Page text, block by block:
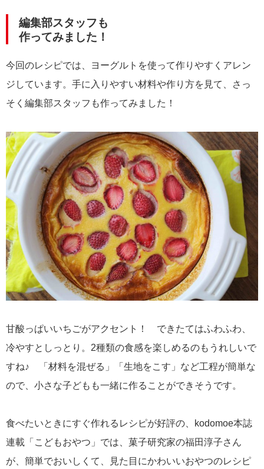
編集部スタッフも
作ってみました！
今回のレシピでは、ヨーグルトを使って作りやすくアレン
ジしています。手に入りやすい材料や作り方を見て、さっ
そく編集部スタッフも作ってみました！
甘酸っぱいいちごがアクセント！ できたてはふわふわ、
冷やすとしっとり。2種類の食感を楽しめるのもうれしいで
すね♪ 「材料を混ぜる」「生地をこす」など工程が簡単な
ので、小さな子どもも一緒に作ることができそうです。
食べたいときにすぐ作れるレシピが好評の、kodomoe本誌
連載「こどもおやつ」では、菓子研究家の福田淳子さん
が、簡単でおいしくて、見た目にかわいいおやつのレシピ